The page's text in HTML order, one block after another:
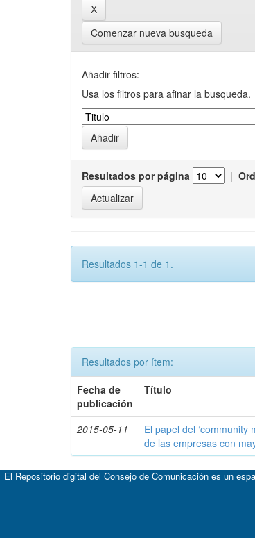
Comenzar nueva busqueda
Añadir filtros:
Usa los filtros para afinar la busqueda.
Resultados por página |
Resultados 1-1 de 1.
Resultados por ítem:
Fecha de
publicación
Título
2015-05-11
El papel del ‘community
de las empresas con
El Repositorio digital del Consejo de Comunicación es un